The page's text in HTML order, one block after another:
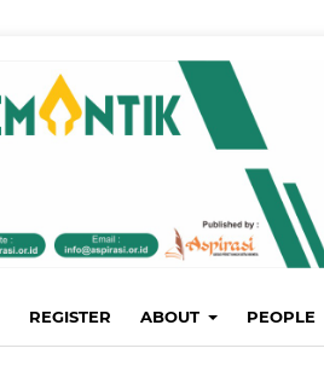
REGISTER ABOUT PEOPLE